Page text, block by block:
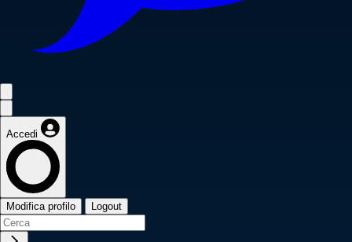
Accedi
Modifica profilo Logout